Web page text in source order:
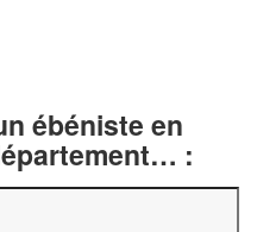
ébéniste en
: